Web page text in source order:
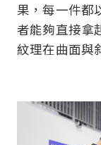
果，每一件都
者能夠直接拿
紋理在曲面與